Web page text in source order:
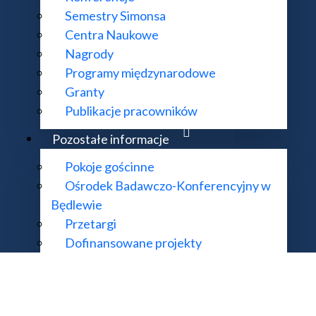
Semestry Simonsa
Centra Naukowe
Nagrody
Programy międzynarodowe
Granty
Publikacje pracowników
Pozostałe informacje
Pokoje gościnne
Ośrodek Badawczo-Konferencyjny w
Będlewie
Przetargi
Dofinansowane projekty
KONTAKT:
ul. Śniadeckich 8, 00-656 Warszawa
22 522 81 00
im@impan.pl
działania strony i treści na niej zawartych proszę kierować na adres
Polskiej Akademii Nauk. Wszelkie prawa zastrzeżone.